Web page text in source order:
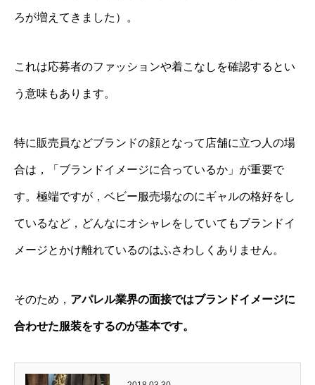
ろが増えてきました）。
これは応募者のファッションや着こなしを確認するとい
う意味もあります。
特に販売員などブランドの顔となって店舗に立つ人の場
合は，「ブランドイメージに合っているか」が重要で
す。極端ですが，ベビー服売場なのにギャルの格好をし
ているなど，どんなにオシャレをしていてもブランドイ
メージとかけ離れているのはふさわしくありません。
そのため， アパレル業界の面接ではブランドイメージに
合わせた服装をするのが基本です。